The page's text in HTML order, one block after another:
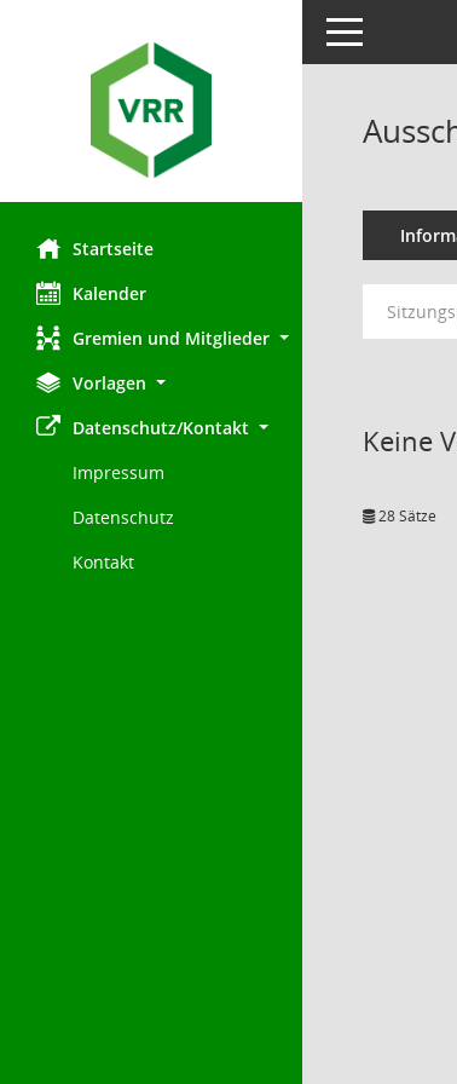
Startseite
Kalender
Gremien und Mitglieder
Vorlagen
Datenschutz/Kontakt
Impressum
Datenschutz
Kontakt
Toggle navigation
Keine
28 Sätze